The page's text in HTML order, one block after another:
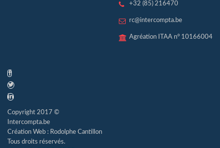
+32 (85) 216470
rc@intercompta.be
Agréation ITAA n° 10166004
Copyright 2017 ©
Intercompta.be
Création Web : Rodolphe Cantillon
Tous droits réservés.